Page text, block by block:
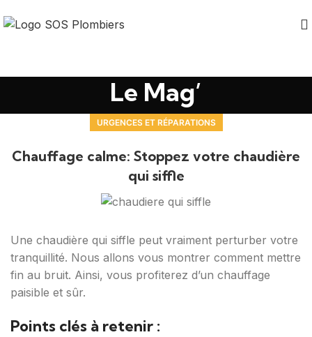
Le Mag’
URGENCES ET RÉPARATIONS
Chauffage calme: Stoppez votre chaudière
qui siffle
Une chaudière qui siffle peut vraiment perturber votre
tranquillité. Nous allons vous montrer comment mettre
fin au bruit. Ainsi, vous profiterez d’un chauffage
paisible et sûr.
Points clés à retenir :